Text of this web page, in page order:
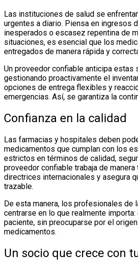
Las instituciones de salud se
urgentes a diario. Piensa en ingresos
inesperados o escasez repentina de
situaciones, es esencial que los
entregados de manera rápida y
Un proveedor confiable anticipa estas
gestionando proactivamente el
opciones de entrega flexibles y
emergencias. Así, se garantiza la
Confianza en la calidad
Las farmacias y hospitales deben
medicamentos que cumplan con los
estrictos en términos de calidad,
proveedor confiable trabaja de
directrices internacionales y asegura
trazable.
De esta manera, los profesionales de
centrarse en lo que realmente importa:
paciente, sin preocuparse por el
medicamentos.
Un socio que crece con